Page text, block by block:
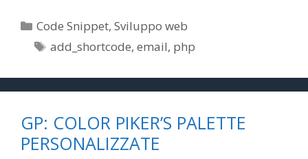
Categorie
Code Snippet,Sviluppo web
Tag
add_shortcode,email, php
GP: COLOR PIKER’S PALETTE
PERSONALIZZATE